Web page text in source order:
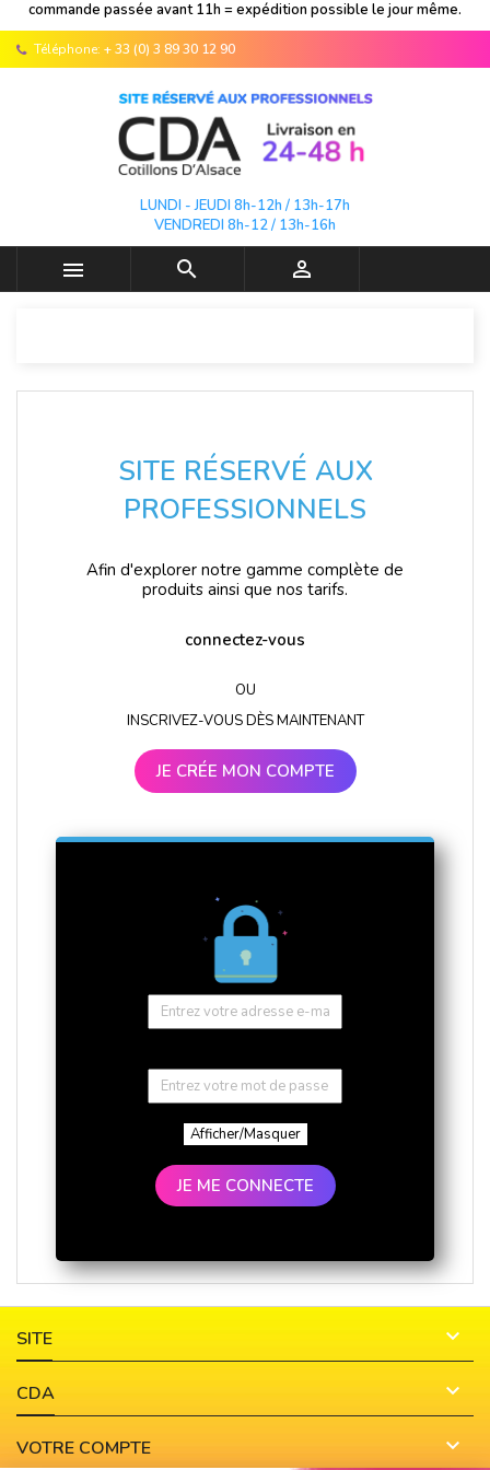
commande passée avant 11h = expédition possible le jour même.
Téléphone: + 33 (0) 3 89 30 12 90
LUNDI - JEUDI 8h-12h / 13h-17h
VENDREDI 8h-12 / 13h-16h
  
SITE RÉSERVÉ AUX
PROFESSIONNELS
Afin d'explorer notre gamme complète de
produits ainsi que nos tarifs.
connectez-vous
OU
INSCRIVEZ-VOUS DÈS MAINTENANT
JE CRÉE MON COMPTE
Afficher/Masquer
JE ME CONNECTE
SITE 
CDA 
VOTRE COMPTE 